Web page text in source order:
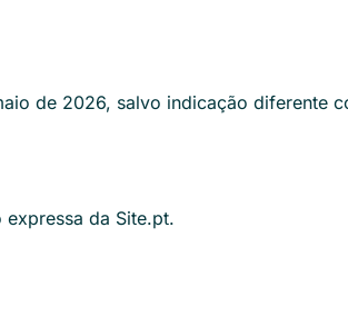
de 2026, salvo indicação diferente
da Site.pt.